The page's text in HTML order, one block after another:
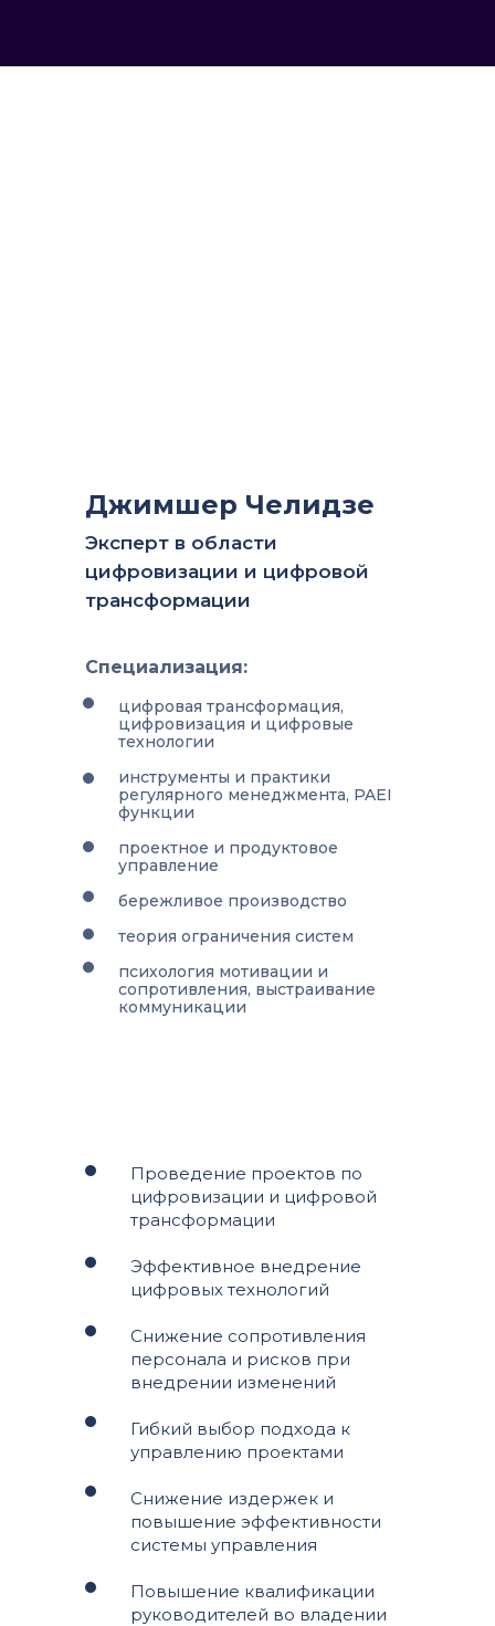
Джимшер Челидзе
Эксперт в области
цифровизации и цифровой
трансформации
Специализация:
цифровая трансформация,
цифровизация и цифровые
технологии
инструменты и практики
регулярного менеджмента, PAEI
функции
проектное и продуктовое
управление
бережливое производство
теория ограничения систем
психология мотивации и
сопротивления, выстраивание
коммуникации
Проведение проектов по
цифровизации и цифровой
трансформации
Эффективное внедрение
цифровых технологий
Снижение сопротивления
персонала и рисков при
внедрении изменений
Гибкий выбор подхода к
управлению проектами
Снижение издержек и
повышение эффективности
системы управления
Повышение квалификации
руководителей во владении